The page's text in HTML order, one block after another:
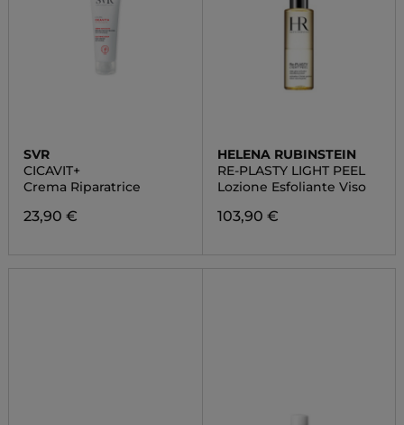
SVR
CICAVIT+
Crema Riparatrice
23,90 €
HELENA RUBINSTEIN
RE-PLASTY LIGHT PEEL
Lozione Esfoliante Viso
103,90 €